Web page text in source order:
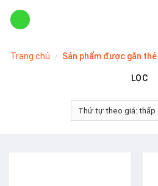
Skip
Trang chủ / Sản phẩm được gắn
LỌC